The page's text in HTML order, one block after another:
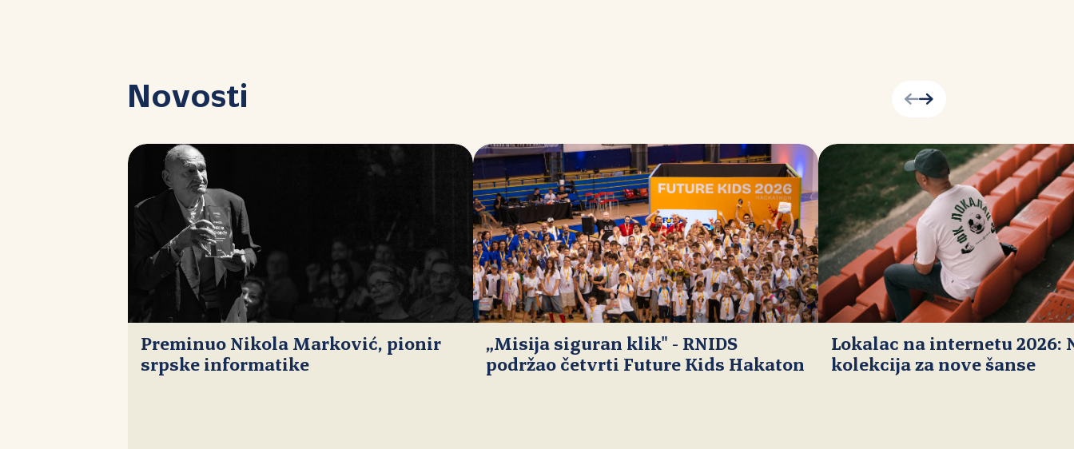
Novosti
Preminuo Nikola Marković, pionir
srpske informatike
„Misija siguran klik" - RNIDS
podržao četvrti Future Kids Hakaton
Lokalac na internetu 2026:
kolekcija za nove šanse